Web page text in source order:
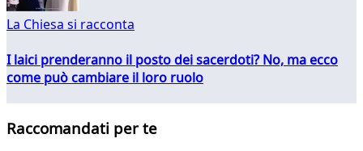
La Chiesa si racconta
I laici prenderanno il posto dei sacerdoti? No, ma ecco
come può cambiare il loro ruolo
Raccomandati per te